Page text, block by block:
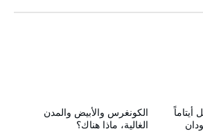
الكونغرس والأبيض والمدن
الغالية، ماذا هناك؟